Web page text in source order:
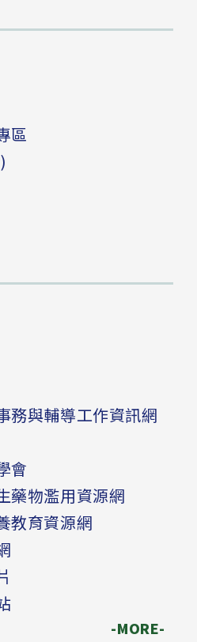
區
務與輔導工作資訊網
會
藥物濫用資源網
教育資源網
-MORE-